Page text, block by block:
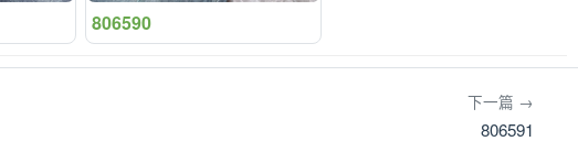
806590
下一篇 →
806591